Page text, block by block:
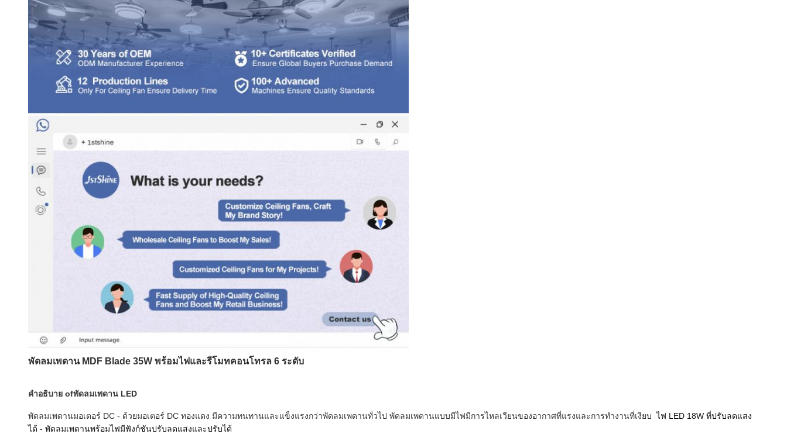
พัดลมเพดาน MDF Blade 35W พร้อมไฟและรีโมทคอนโทรล 6 ระดับ
คำอธิบาย ofพัดลมเพดาน LED
พัดลมเพดานมอเตอร์ DC - ด้วยมอเตอร์ DC ทองแดง มีความทนทานและแข็งแรงกว่าพัดลมเพดานทั่วไป พัดลมเพดานแบบมีไฟมีการไหลเวียนของอากาศที่แรงและการทำงานที่เงียบ ไฟ LED 18W ที่ปรับลดแสง
ได้ - พัดลมเพดานพร้อมไฟมีฟังก์ชันปรับลดแสงและปรับได้